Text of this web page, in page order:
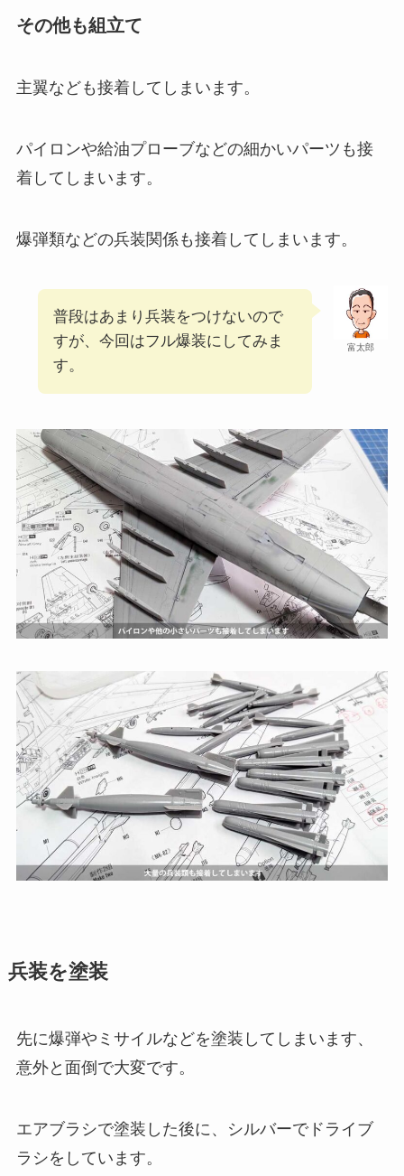
その他も組立て
主翼なども接着してしまいます。
パイロンや給油プローブなどの細かいパーツも接
着してしまいます。
爆弾類などの兵装関係も接着してしまいます。
富太郎
普段はあまり兵装をつけないので
すが、今回はフル爆装にしてみま
す。
兵装を塗装
先に爆弾やミサイルなどを塗装してしまいます、
意外と面倒で大変です。
エアブラシで塗装した後に、シルバーでドライブ
ラシをしています。